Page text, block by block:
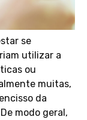
se
utilizar a
ou
muitas,
da
modo geral,